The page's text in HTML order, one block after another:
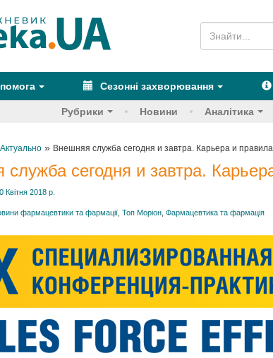
Сезонні захворювання
Рубрики Новини Аналітика
Актуально » Внешняя служба сегодня и завтра. Карьера и
служба сегодня и завтра.
2018 р.
фармацевтики та фармації Топ Моріон Фармацевтика та фармація